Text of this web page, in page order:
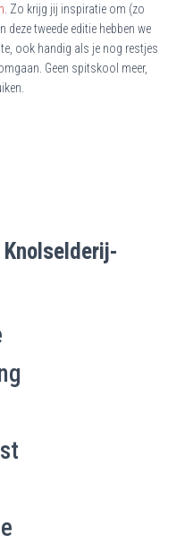
. Zo krijg jij inspiratie om (zo
tweede editie hebben we
ook handig als je nog restjes
Geen spitskool meer,